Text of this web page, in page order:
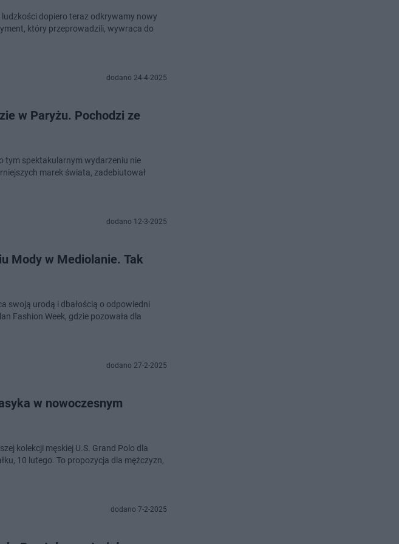
dopiero teraz odkrywamy nowy
który przeprowadzili, wywraca do
dodano 24-4-2025
w Paryżu. Pochodzi ze
tym spektakularnym wydarzeniu nie
marek świata, zadebiutował
dodano 12-3-2025
Mody w Mediolanie. Tak
swoją urodą i dbałością o odpowiedni
Fashion Week, gdzie pozowała dla
dodano 27-2-2025
w nowoczesnym
kolekcji męskiej U.S. Grand Polo dla
10 lutego. To propozycja dla mężczyzn,
dodano 7-2-2025